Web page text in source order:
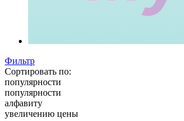
Фильтр
Сортировать по:
популярности
популярности
алфавиту
увеличению цены